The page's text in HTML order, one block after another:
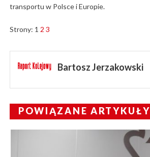
transportu w Polsce i Europie.
Strony: 1 2 3
Bartosz Jerzakowski
POWIĄZANE ARTYKUŁY